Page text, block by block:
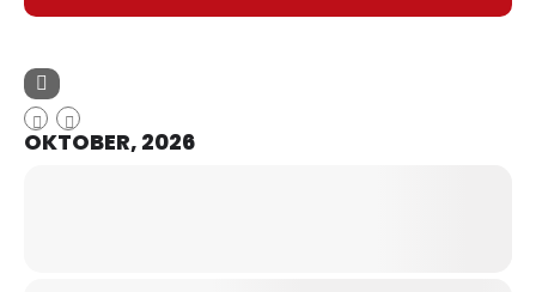
OKTOBER, 2026